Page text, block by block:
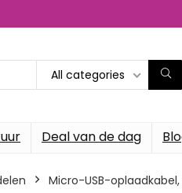
All categories
Deal van de dag
‎Micro-USB-